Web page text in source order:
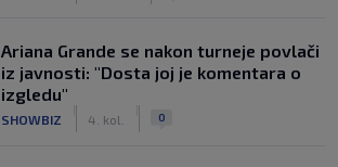
Ariana Grande se nakon turneje povlači
iz javnosti: "Dosta joj je komentara o
izgledu"
SHOWBIZ 4. kol. 0